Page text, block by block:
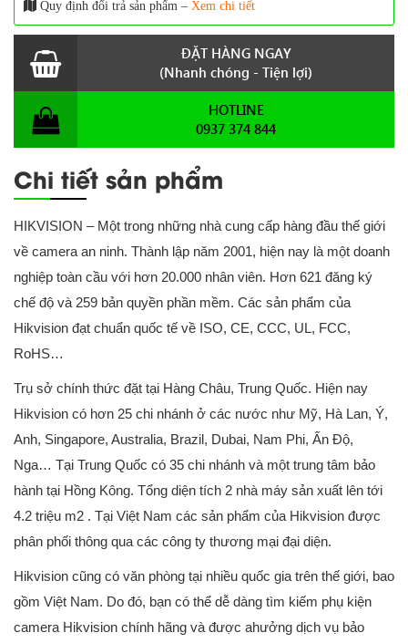
Quy định đổi trả sản phẩm – Xem chi tiết
ĐẶT HÀNG NGAY
(Nhanh chóng - Tiện lợi)
HOTLINE
0937 374 844
Chi tiết sản phẩm
HIKVISION – Một trong những nhà cung cấp hàng đầu thế giới
về camera an ninh. Thành lập năm 2001, hiện nay là một doanh
nghiệp toàn cầu với hơn 20.000 nhân viên. Hơn 621 đăng ký
chế độ và 259 bản quyền phần mềm. Các sản phẩm của
Hikvision đạt chuẩn quốc tế về ISO, CE, CCC, UL, FCC,
RoHS…
Trụ sở chính thức đặt tại Hàng Châu, Trung Quốc. Hiện nay
Hikvision có hơn 25 chi nhánh ở các nước như Mỹ, Hà Lan, Ý,
Anh, Singapore, Australia, Brazil, Dubai, Nam Phi, Ấn Độ,
Nga… Tại Trung Quốc có 35 chi nhánh và một trung tâm bảo
hành tại Hồng Kông. Tổng diện tích 2 nhà máy sản xuất lên tới
4.2 triệu m2 . Tại Việt Nam các sản phẩm của Hikvision được
phân phối thông qua các công ty thương mại đại diện.
Hikvision cũng có văn phòng tại nhiều quốc gia trên thế giới, bao
gồm Việt Nam. Do đó, bạn có thể dễ dàng tìm kiếm phụ kiện
camera Hikvision chính hãng và được ahưởng dịch vụ bảo